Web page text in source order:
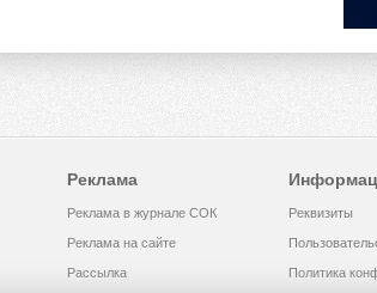
Реклама
Реклама в журнале СОК
Реклама на сайте
Рассылка
Реквизиты
Политика